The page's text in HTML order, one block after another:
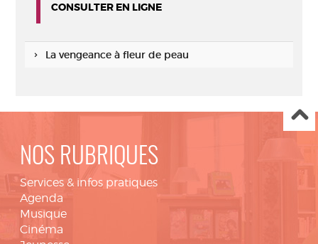
CONSULTER EN LIGNE
La vengeance à fleur de peau
NOS RUBRIQUES
Services & infos pratiques
Agenda
Musique
Cinéma